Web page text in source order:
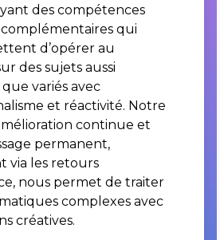
des compétences
qui
d’opérer au
des sujets aussi
variés avec
et réactivité. Notre
continue et
permanent,
via les retours
nous permet de traiter
complexes avec
créatives.